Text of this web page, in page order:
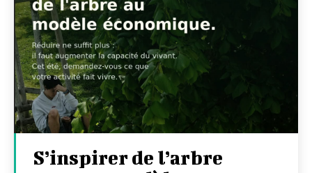
S’inspirer de l’arbre